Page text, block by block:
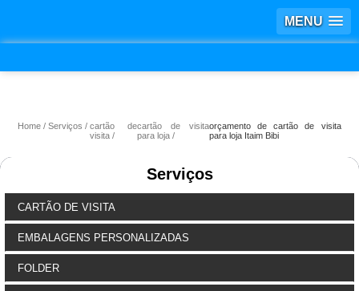
MENU
Home Serviços
cartão de
visita
cartão de visita
para loja
orçamento de cartão de visita
para loja Itaim Bibi
Serviços
CARTÃO DE VISITA
EMBALAGENS PERSONALIZADAS
FOLDER